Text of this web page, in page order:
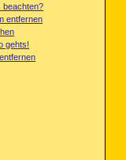
beachten?
entfernen
gehts!